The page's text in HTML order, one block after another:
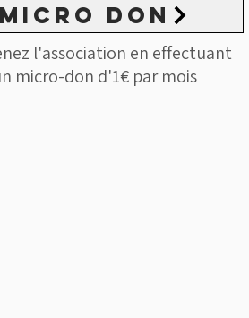
MICRO DON
l'association en effectuant
micro-don d'1€ par mois